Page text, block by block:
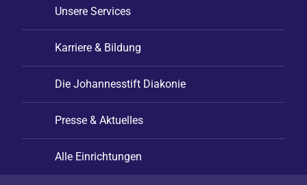
Unsere Services
Karriere & Bildung
Die Johannesstift Diakonie
Presse & Aktuelles
Alle Einrichtungen